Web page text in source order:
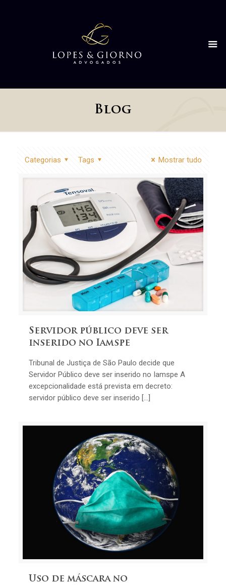
Blog
Categorias Tags Mostrar tudo
Servidor público deve ser
inserido no Iamspe
Tribunal de Justiça de São Paulo decide que
Servidor Público deve ser inserido no Iamspe A
excepcionalidade está prevista em decreto:
servidor público deve ser inserido […]
Uso de máscara no